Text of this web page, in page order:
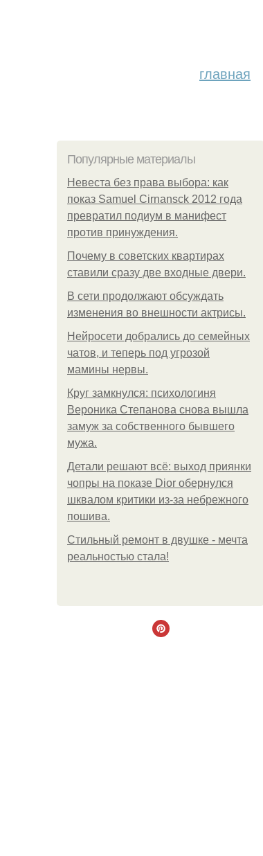
главная
Популярные материалы
Невеста без права выбора: как
показ Samuel Cirnansck 2012 года
превратил подиум в манифест
против принуждения.
Почему в советских квартирах
ставили сразу две входные двери.
В сети продолжают обсуждать
изменения во внешности актрисы.
Нейросети добрались до семейных
чатов, и теперь под угрозой
мамины нервы.
Круг замкнулся: психологиня
Вероника Степанова снова вышла
замуж за собственного бывшего
мужа.
Детали решают всё: выход приянки
чопры на показе Dior обернулся
шквалом критики из-за небрежного
пошива.
Стильный ремонт в двушке - мечта
реальностью стала!